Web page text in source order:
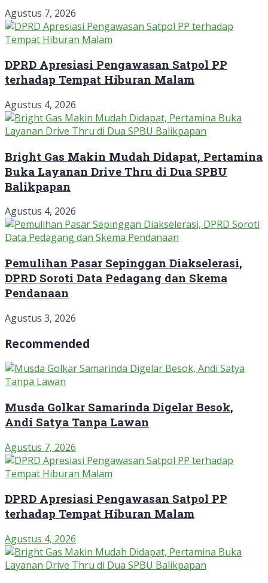
Agustus 7, 2026
DPRD Apresiasi Pengawasan Satpol PP
terhadap Tempat Hiburan Malam
Agustus 4, 2026
Bright Gas Makin Mudah Didapat, Pertamina
Buka Layanan Drive Thru di Dua SPBU
Balikpapan
Agustus 4, 2026
Pemulihan Pasar Sepinggan Diakselerasi,
DPRD Soroti Data Pedagang dan Skema
Pendanaan
Agustus 3, 2026
Recommended
Musda Golkar Samarinda Digelar Besok,
Andi Satya Tanpa Lawan
Agustus 7, 2026
DPRD Apresiasi Pengawasan Satpol PP
terhadap Tempat Hiburan Malam
Agustus 4, 2026